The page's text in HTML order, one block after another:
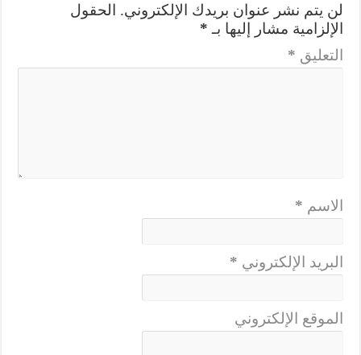
لن يتم نشر عنوان بريدك الإلكتروني.
الحقول
الإلزامية مشار إليها بـ *
التعليق *
الاسم *
البريد الإلكتروني *
الموقع الإلكتروني